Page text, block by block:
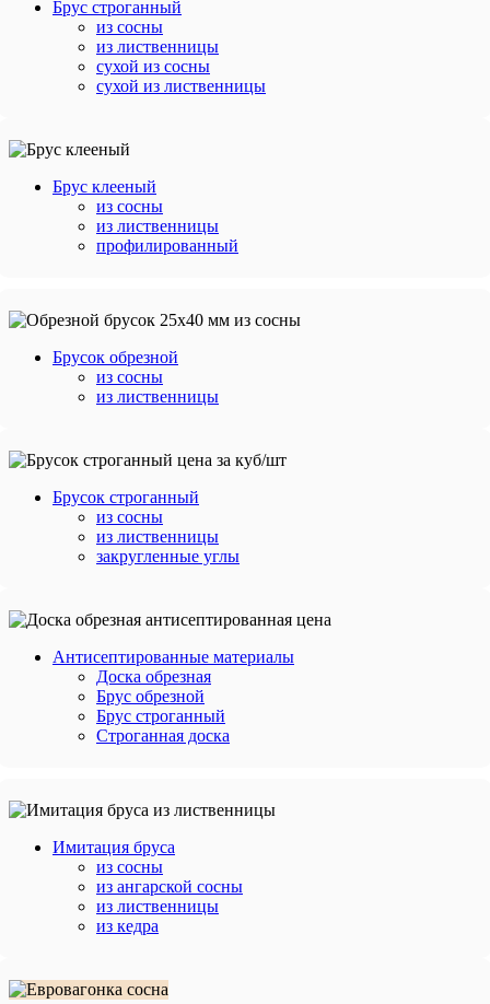
Брус строганный
из сосны
из лиственницы
сухой из сосны
сухой из лиственницы
Брус клееный
из сосны
из лиственницы
профилированный
Брусок обрезной
из сосны
из лиственницы
Брусок строганный
из сосны
из лиственницы
закругленные углы
Антисептированные материалы
Доска обрезная
Брус обрезной
Брус строганный
Строганная доска
Имитация бруса
из сосны
из ангарской сосны
из лиственницы
из кедра